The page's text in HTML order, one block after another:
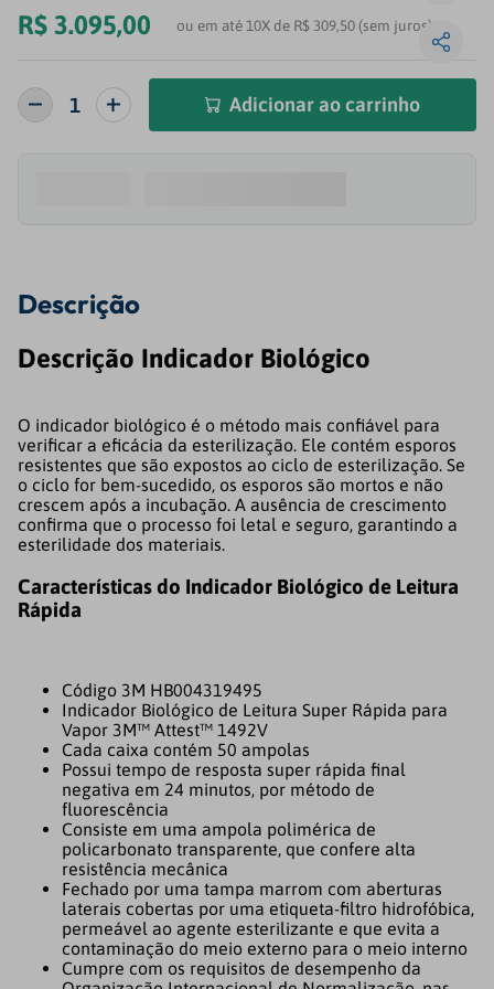
R$ 3.095,00 ou em até 10X de R$ 309,50 (sem juros)
Adicionar ao carrinho
Descrição
Descrição Indicador Biológico
O indicador biológico é o método mais confiável para
verificar a eficácia da esterilização. Ele contém esporos
resistentes que são expostos ao ciclo de esterilização. Se
o ciclo for bem-sucedido, os esporos são mortos e não
crescem após a incubação. A ausência de crescimento
confirma que o processo foi letal e seguro, garantindo a
esterilidade dos materiais.
Características do Indicador Biológico de Leitura
Rápida
Código 3M HB004319495
Indicador Biológico de Leitura Super Rápida para
Vapor 3M™ Attest™ 1492V
Cada caixa contém 50 ampolas
Possui tempo de resposta super rápida final
negativa em 24 minutos, por método de
fluorescência
Consiste em uma ampola polimérica de
policarbonato transparente, que confere alta
resistência mecânica
Fechado por uma tampa marrom com aberturas
laterais cobertas por uma etiqueta-filtro hidrofóbica,
permeável ao agente esterilizante e que evita a
contaminação do meio externo para o meio interno
Cumpre com os requisitos de desempenho da